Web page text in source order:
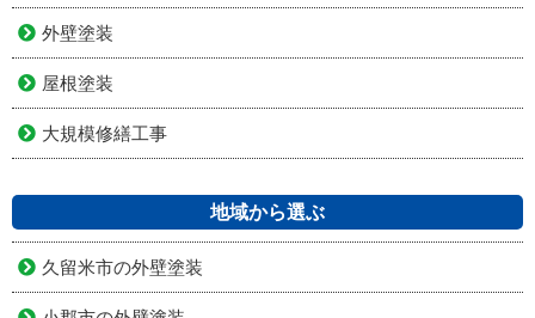
施工内容から選ぶ
外壁塗装
屋根塗装
地域から選ぶ